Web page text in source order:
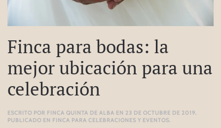
Finca para bodas: la
mejor ubicación para una
celebración
ESCRITO POR FINCA QUINTA DE ALBA EN 23 DE OCTUBRE DE 2019.
PUBLICADO EN FINCA PARA CELEBRACIONES Y EVENTOS.